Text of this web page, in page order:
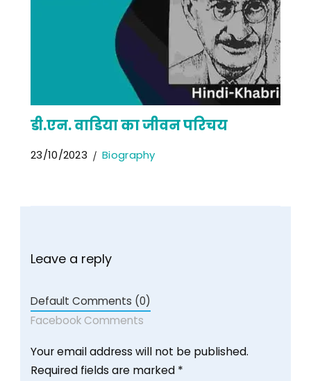
डी.एन. वाडिया का जीवन परिचय
23/10/2023 Biography
Leave a reply
Default Comments (0)
Facebook Comments
Your email address will not be published.
Required fields are marked *